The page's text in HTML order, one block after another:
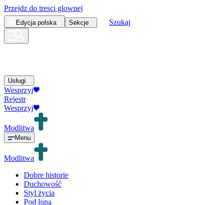
Przejdz do tresci glownej
Edycja polska Sekcje Szukaj
Usługi
Wesprzyj
Rejestr
Wesprzyj
Modlitwa
Menu
Modlitwa
Dobre historie
Duchowość
Styl życia
Pod lupą